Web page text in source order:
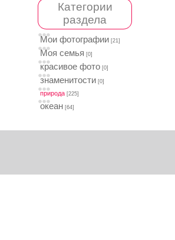
Категории
раздела
Мои фотографии [21]
Моя семья [0]
красивое фото [0]
знаменитости [0]
природа [225]
океан [64]